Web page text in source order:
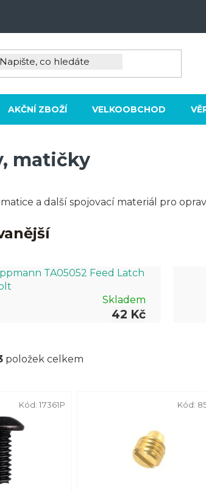
AKČNÍ ZBOŽÍ VELKOOBCHOD
matičky
a další spojovací materiál pro
TA05052 Feed Latch
Skladem
42 Kč
položek celkem
Kód:17361P Kód: